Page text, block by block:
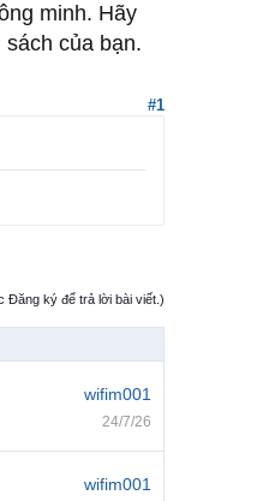
minh. Hãy
của bạn.
#1
Đăng ký để trả lời bài viết.)
wifim001
24/7/26
wifim001